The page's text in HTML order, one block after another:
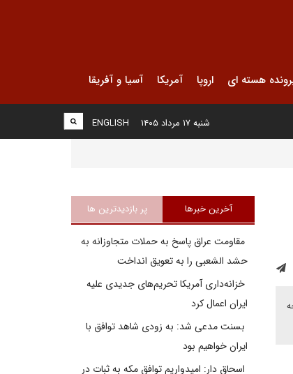
هسته ای اروپا آمریکا آسیا و آفریقا
ENGLISH شنبه ۱۷ مرداد ۱۴۰۵
آخرین خبرها پر بازدیدترین ها
مقاومت عراق پاسخ به حملات متجاوزانه به
حشد الشعبی را به تعویق انداخت
خزانه‌داری آمریکا تحریم‌های جدیدی علیه
ایران اعمال کرد
بسنت مدعی شد: به زودی شاهد توافق با
ایران خواهیم بود
اسحاق دار: امیدواریم توافق مکه به ثبات در